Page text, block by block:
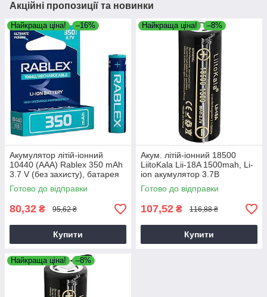
Акційні пропозиції та новинки
Найкраща ціна! –16%
Акумулятор літій-іонний
10440 (ААА) Rablex 350 mAh
3.7 V (без захисту), батарея
формату ААА
Готово до відправки
80,32 ₴ 95,62 ₴
Купити
Найкраща ціна! –8%
Акум. літій-іонний 18500
LiitoKala Lii-18A 1500mah, Li-
ion акумулятор 3.7В
Готово до відправки
107,52 ₴ 116,88 ₴
Купити
Найкраща ціна! –8%